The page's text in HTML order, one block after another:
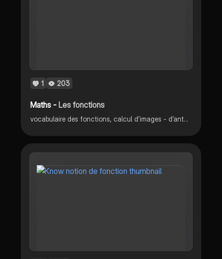
1 203
Maths -Les fonctions
vocabulaire des fonctions, calcul d’images - d’antécédents, lecture de graphiques + tableau de la représentation graphique d’une fonction.